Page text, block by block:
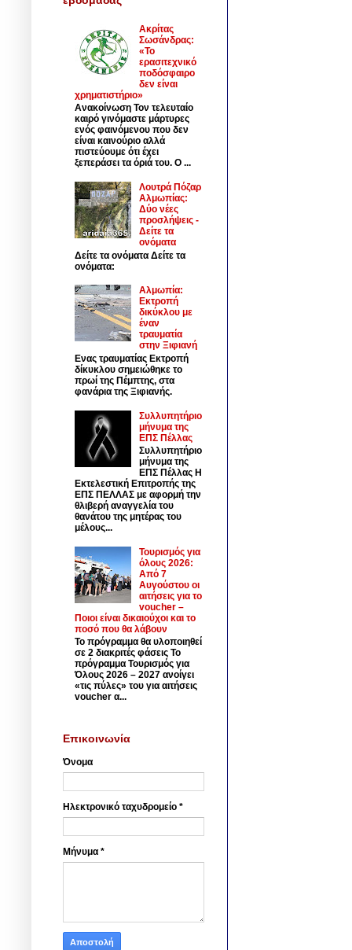
Ακρίτας
Σωσάνδρας:
«Το
ερασιτεχνικό
ποδόσφαιρο
δεν είναι
χρηματιστήριο»
Ανακοίνωση Τον τελευταίο
καιρό γινόμαστε μάρτυρες
ενός φαινόμενου που δεν
είναι καινούριο αλλά
πιστεύουμε ότι έχει
ξεπεράσει τα όριά του. Ο ...
Λουτρά Πόζαρ
Αλμωπίας:
Δύο νέες
προσλήψεις -
Δείτε τα
ονόματα
Δείτε τα ονόματα Δείτε τα
ονόματα:
Αλμωπία:
Εκτροπή
δικύκλου με
έναν
τραυματία
στην Ξιφιανή
Ενας τραυματίας Εκτροπή
δίκυκλου σημειώθηκε το
πρωί της Πέμπτης, στα
φανάρια της Ξιφιανής.
Συλλυπητήριο
μήνυμα της
ΕΠΣ Πέλλας
Συλλυπητήριο
μήνυμα της
ΕΠΣ Πέλλας Η
Εκτελεστική Επιτροπής της
ΕΠΣ ΠΕΛΛΑΣ με αφορμή την
θλιβερή αναγγελία του
θανάτου της μητέρας του
μέλους...
Τουρισμός για
όλους 2026:
Από 7
Αυγούστου οι
αιτήσεις για το
voucher –
Ποιοι είναι δικαιούχοι και το
ποσό που θα λάβουν
Το πρόγραμμα θα υλοποιηθεί
σε 2 διακριτές φάσεις Το
πρόγραμμα Τουρισμός για
Όλους 2026 – 2027 ανοίγει
«τις πύλες» του για αιτήσεις
voucher α...
Επικοινωνία
Όνομα
Ηλεκτρονικό ταχυδρομείο *
Μήνυμα *